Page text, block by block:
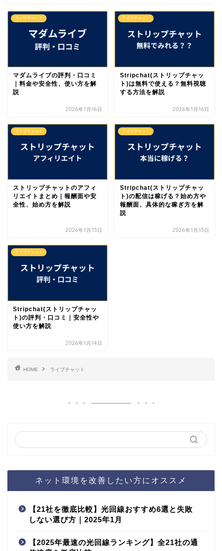
ライブチャット
マダムライブの評判・口コミ
｜料金や安全性、使い方を解
説
2026年1月16日
ライブチャット
Stripchat(ストリップチャッ
ト)は無料で使える？無料視聴
する方法を解説
2026年1月16日
ライブチャット
ストリップチャットのアフィ
リエイトまとめ｜報酬面や安
全性、始め方を解説
2026年1月15日
ライブチャット
Stripchat(ストリップチャッ
ト)の配信は稼げる？始め方や
報酬面、具体的な稼ぎ方を解
説
2026年1月15日
ライブチャット
Stripchat(ストリップチャッ
ト)の評判・口コミ｜安全性や
使い方を解説
2026年1月14日
HOME ライブチャット
ネット環境を改善したい方にオススメ
【21社を徹底比較】光回線おすすめ6選と失敗
しない選び方｜2025年1月
【2025年最速の光回線ランキング】全21社の通